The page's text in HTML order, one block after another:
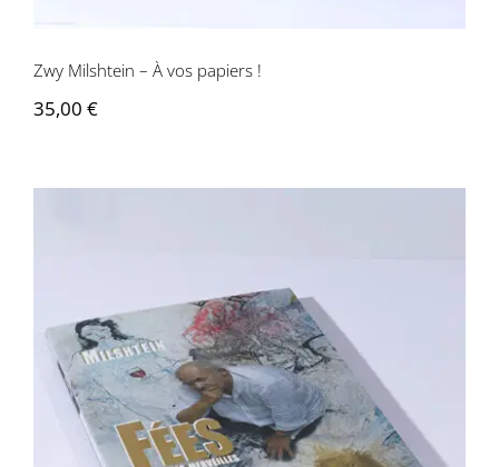
Zwy Milshtein – À vos papiers !
35,00 €
Zwy Milshtein – Fées et petites
merveilles